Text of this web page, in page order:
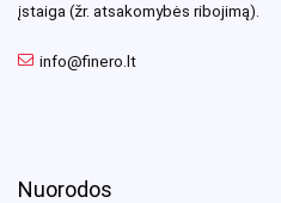
įstaiga (žr. atsakomybės ribojimą).
info@finero.lt
Nuorodos